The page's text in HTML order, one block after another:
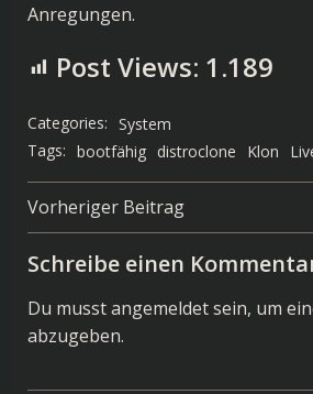
Anregungen.
Post Views: 1.189
Categories: System
Tags: bootfähig distroclone Klon
Post
navigation
Vorheriger Beitrag
Schreibe einen
Du musstangemeldetsein, um
abzugeben.